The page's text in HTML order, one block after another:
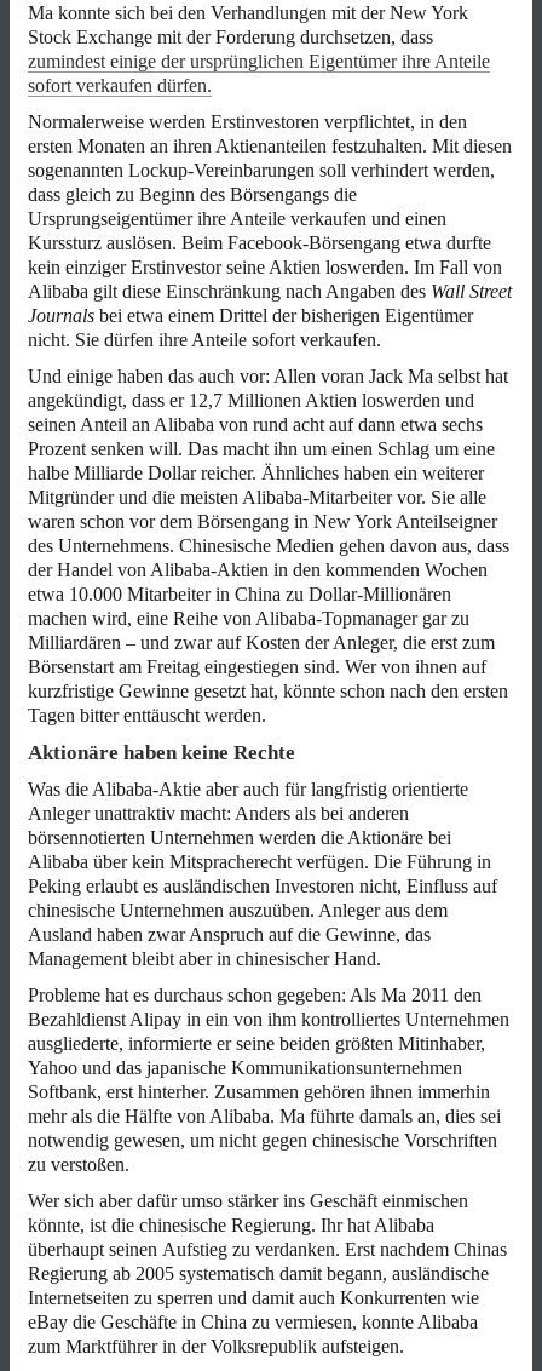
Ma konnte sich bei den Verhandlungen mit der New York
Stock Exchange mit der Forderung durchsetzen, dass
zumindest einige der ursprünglichen Eigentümer ihre Anteile
sofort verkaufen dürfen.
Normalerweise werden Erstinvestoren verpflichtet, in den
ersten Monaten an ihren Aktienanteilen festzuhalten. Mit diesen
sogenannten Lockup-Vereinbarungen soll verhindert werden,
dass gleich zu Beginn des Börsengangs die
Ursprungseigentümer ihre Anteile verkaufen und einen
Kurssturz auslösen. Beim Facebook-Börsengang etwa durfte
kein einziger Erstinvestor seine Aktien loswerden. Im Fall von
Alibaba gilt diese Einschränkung nach Angaben des Wall Street
Journals bei etwa einem Drittel der bisherigen Eigentümer
nicht. Sie dürfen ihre Anteile sofort verkaufen.
Und einige haben das auch vor: Allen voran Jack Ma selbst hat
angekündigt, dass er 12,7 Millionen Aktien loswerden und
seinen Anteil an Alibaba von rund acht auf dann etwa sechs
Prozent senken will. Das macht ihn um einen Schlag um eine
halbe Milliarde Dollar reicher. Ähnliches haben ein weiterer
Mitgründer und die meisten Alibaba-Mitarbeiter vor. Sie alle
waren schon vor dem Börsengang in New York Anteilseigner
des Unternehmens. Chinesische Medien gehen davon aus, dass
der Handel von Alibaba-Aktien in den kommenden Wochen
etwa 10.000 Mitarbeiter in China zu Dollar-Millionären
machen wird, eine Reihe von Alibaba-Topmanager gar zu
Milliardären – und zwar auf Kosten der Anleger, die erst zum
Börsenstart am Freitag eingestiegen sind. Wer von ihnen auf
kurzfristige Gewinne gesetzt hat, könnte schon nach den ersten
Tagen bitter enttäuscht werden.
Aktionäre haben keine Rechte
Was die Alibaba-Aktie aber auch für langfristig orientierte
Anleger unattraktiv macht: Anders als bei anderen
börsennotierten Unternehmen werden die Aktionäre bei
Alibaba über kein Mitspracherecht verfügen. Die Führung in
Peking erlaubt es ausländischen Investoren nicht, Einfluss auf
chinesische Unternehmen auszuüben. Anleger aus dem
Ausland haben zwar Anspruch auf die Gewinne, das
Management bleibt aber in chinesischer Hand.
Probleme hat es durchaus schon gegeben: Als Ma 2011 den
Bezahldienst Alipay in ein von ihm kontrolliertes Unternehmen
ausgliederte, informierte er seine beiden größten Mitinhaber,
Yahoo und das japanische Kommunikationsunternehmen
Softbank, erst hinterher. Zusammen gehören ihnen immerhin
mehr als die Hälfte von Alibaba. Ma führte damals an, dies sei
notwendig gewesen, um nicht gegen chinesische Vorschriften
zu verstoßen.
Wer sich aber dafür umso stärker ins Geschäft einmischen
könnte, ist die chinesische Regierung. Ihr hat Alibaba
überhaupt seinen Aufstieg zu verdanken. Erst nachdem Chinas
Regierung ab 2005 systematisch damit begann, ausländische
Internetseiten zu sperren und damit auch Konkurrenten wie
eBay die Geschäfte in China zu vermiesen, konnte Alibaba
zum Marktführer in der Volksrepublik aufsteigen.